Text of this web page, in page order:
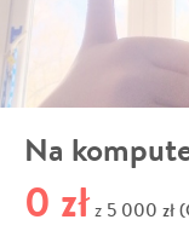
Na
0 zł z 5 000 zł